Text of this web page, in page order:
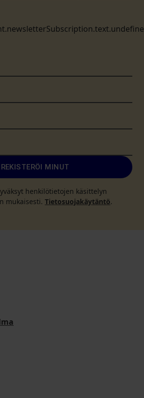
REKISTERÖI MINUT
henkilötietojen käsittelyn
mukaisesti. Tietosuojakäytäntö.